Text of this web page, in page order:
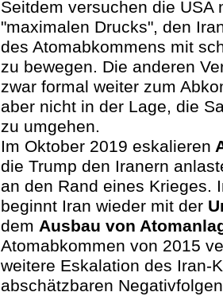
Seitdem versuchen die USA
"maximalen Drucks", den
des Atomabkommens mit
zu bewegen. Die anderen
zwar formal weiter zum
aber nicht in der Lage, die
zu umgehen.
Im Oktober 2019 eskalieren
die Trump den Iranern
an den Rand eines Krieges.
beginnt Iran wieder mit der
dem Ausbau von
Atomabkommen von 2015
weitere Eskalation des Iran-
abschätzbaren